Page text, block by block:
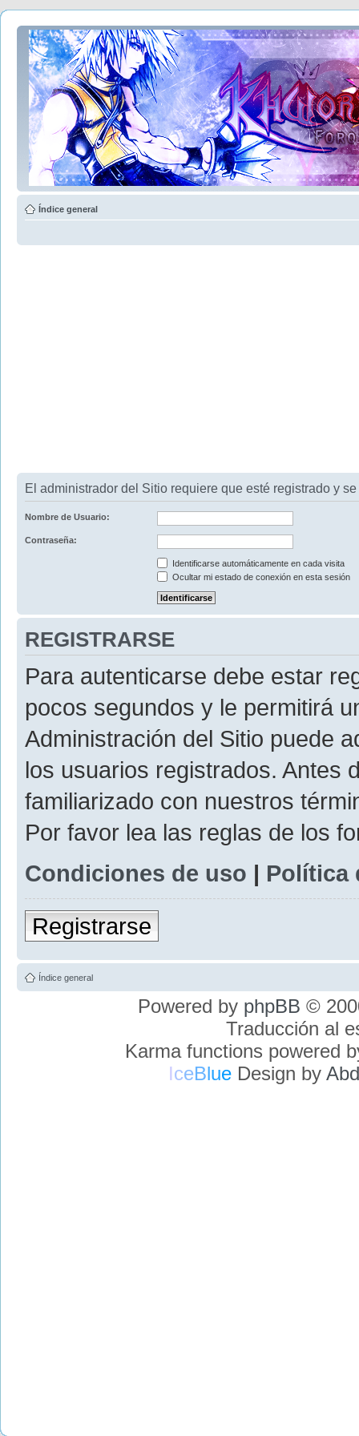
Índice general
El administrador del Sitio requiere que esté registrado y
Nombre de Usuario:
Contraseña:
Identificarse automáticamente en cada visita
Ocultar mi estado de conexión en esta sesión
REGISTRARSE
Para autenticarse debe estar
pocos segundos y le permitirá
Administración del Sitio puede
los usuarios registrados. Antes
familiarizado con nuestros
Por favor lea las reglas de los
Condiciones de uso | Política
Registrarse
Índice general
Powered by phpBB ©
Traducción al
Karma functions powered
IceBlueDesign by